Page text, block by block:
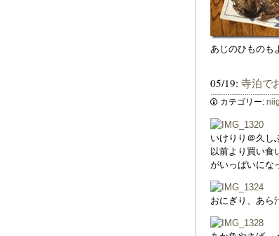
あじのひものも
05/19: 寺泊で
カテゴリー:
いけりり＠久し
以前より買い食
がいっぱいにな
おにぎり、あら